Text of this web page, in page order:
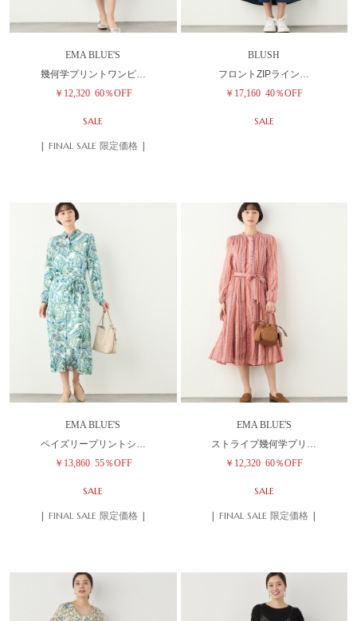
EMA BLUE'S
幾何学プリントワンピ…
￥12,320 60％OFF
SALE
| FINAL SALE 限定価格 |
BLUSH
フロントZIPライン…
￥17,160 40％OFF
SALE
EMA BLUE'S
ペイズリープリントシ…
￥13,860 55％OFF
SALE
| FINAL SALE 限定価格 |
EMA BLUE'S
ストライプ幾何学プリ…
￥12,320 60％OFF
SALE
| FINAL SALE 限定価格 |